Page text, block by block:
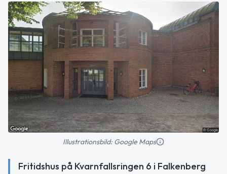
Illustrationsbild: Google Maps
Fritidshus på Kvarnfallsringen 6 i Falkenberg